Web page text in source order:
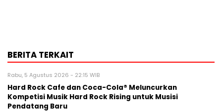
BERITA TERKAIT
Rabu, 5 Agustus 2026 - 22:15 WIB
Hard Rock Cafe dan Coca-Cola® Meluncurkan
Kompetisi Musik Hard Rock Rising untuk Musisi
Pendatang Baru